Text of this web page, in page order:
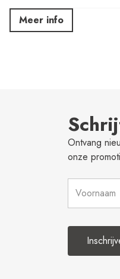
Meer info
Ontvang
onze